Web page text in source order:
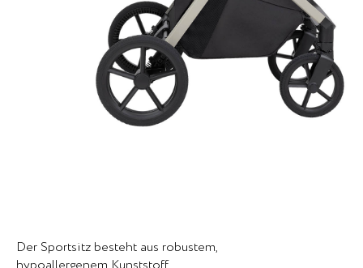
Der Sportsitz besteht aus robustem,